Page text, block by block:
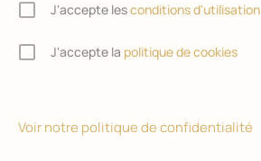
J'accepte lesconditions d'utilisation
J'accepte la politique de cookies
Voir notre politique de confidentialité